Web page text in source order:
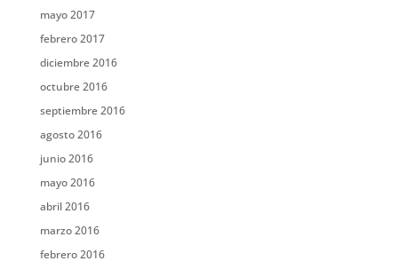
mayo 2017
febrero 2017
diciembre 2016
octubre 2016
septiembre 2016
agosto 2016
junio 2016
mayo 2016
abril 2016
marzo 2016
febrero 2016